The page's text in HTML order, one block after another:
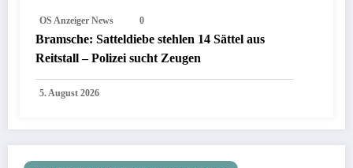
OS Anzeiger News 0
Bramsche: Satteldiebe stehlen 14 Sättel aus
Reitstall – Polizei sucht Zeugen
5. August 2026